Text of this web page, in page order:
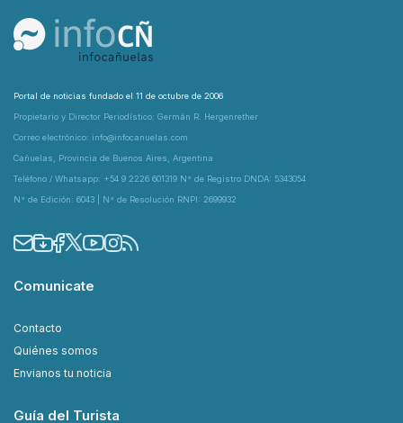
Portal de noticias fundado el 11 de octubre de 2006
Propietario y Director Periodístico: Germán R. Hergenrether
Correo electrónico: info@infocanuelas.com
Cañuelas, Provincia de Buenos Aires, Argentina
Teléfono / Whatsapp: +54 9 2226 601319 N° de Registro DNDA: 5343054
N° de Edición: 6043 | N° de Resolución RNPI: 2699932
Comunicate
Contacto
Quiénes somos
Envianos tu noticia
Guía del Turista